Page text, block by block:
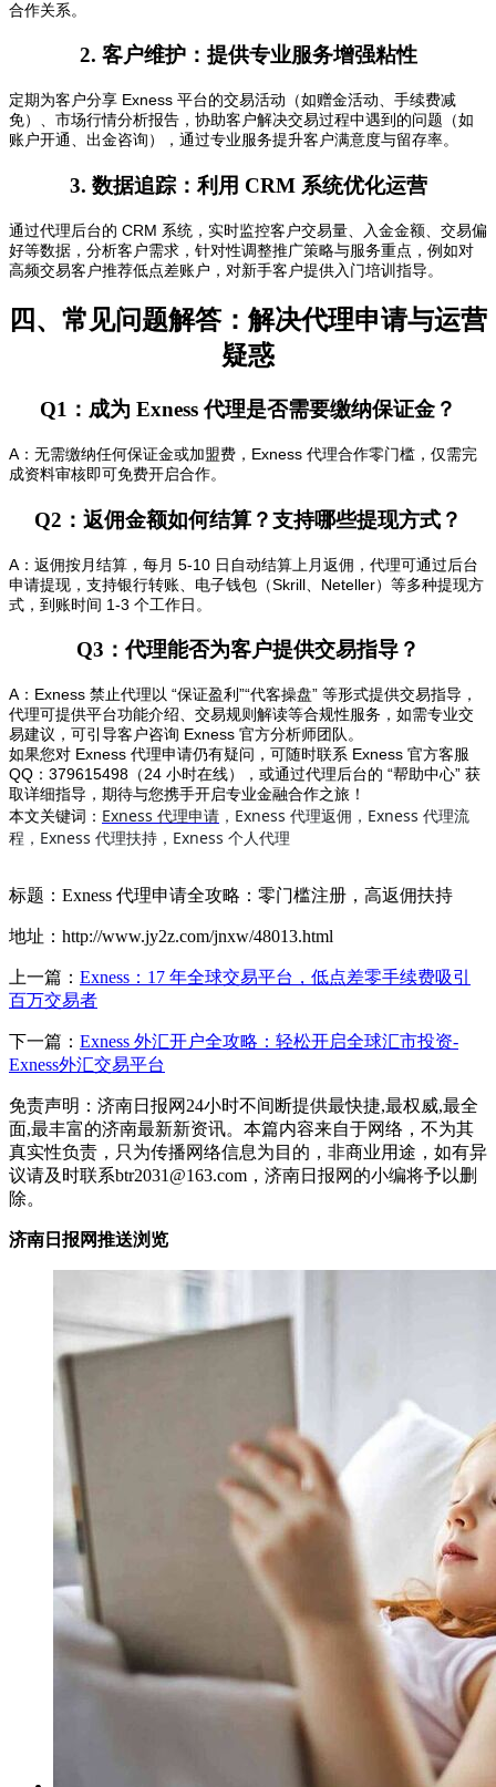
合作关系。
2. 客户维护：提供专业服务增强粘性
定期为客户分享 Exness 平台的交易活动（如赠金活动、手续费减
免）、市场行情分析报告，协助客户解决交易过程中遇到的问题（如
账户开通、出金咨询），通过专业服务提升客户满意度与留存率。
3. 数据追踪：利用 CRM 系统优化运营
通过代理后台的 CRM 系统，实时监控客户交易量、入金金额、交易偏
好等数据，分析客户需求，针对性调整推广策略与服务重点，例如对
高频交易客户推荐低点差账户，对新手客户提供入门培训指导。
四、常见问题解答：解决代理申请与运营
疑惑
Q1：成为 Exness 代理是否需要缴纳保证金？
A：无需缴纳任何保证金或加盟费，Exness 代理合作零门槛，仅需完
成资料审核即可免费开启合作。
Q2：返佣金额如何结算？支持哪些提现方式？
A：返佣按月结算，每月 5-10 日自动结算上月返佣，代理可通过后台
申请提现，支持银行转账、电子钱包（Skrill、Neteller）等多种提现方
式，到账时间 1-3 个工作日。
Q3：代理能否为客户提供交易指导？
A：Exness 禁止代理以 “保证盈利”“代客操盘” 等形式提供交易指导，
代理可提供平台功能介绍、交易规则解读等合规性服务，如需专业交
易建议，可引导客户咨询 Exness 官方分析师团队。
如果您对 Exness 代理申请仍有疑问，可随时联系 Exness 官方客服
QQ：379615498（24 小时在线），或通过代理后台的 “帮助中心” 获
取详细指导，期待与您携手开启专业金融合作之旅！
本文关键词： Exness 代理申请 ，Exness 代理返佣，Exness 代理流
程，Exness 代理扶持，Exness 个人代理
标题：Exness 代理申请全攻略：零门槛注册，高返佣扶持
地址：http://www.jy2z.com/jnxw/48013.html
上一篇： Exness：17 年全球交易平台，低点差零手续费吸引
百万交易者
下一篇： Exness 外汇开户全攻略：轻松开启全球汇市投资-
Exness外汇交易平台
免责声明：济南日报网24小时不间断提供最快捷,最权威,最全
面,最丰富的济南最新新资讯。本篇内容来自于网络，不为其
真实性负责，只为传播网络信息为目的，非商业用途，如有异
议请及时联系btr2031@163.com，济南日报网的小编将予以删
除。
济南日报网推送浏览